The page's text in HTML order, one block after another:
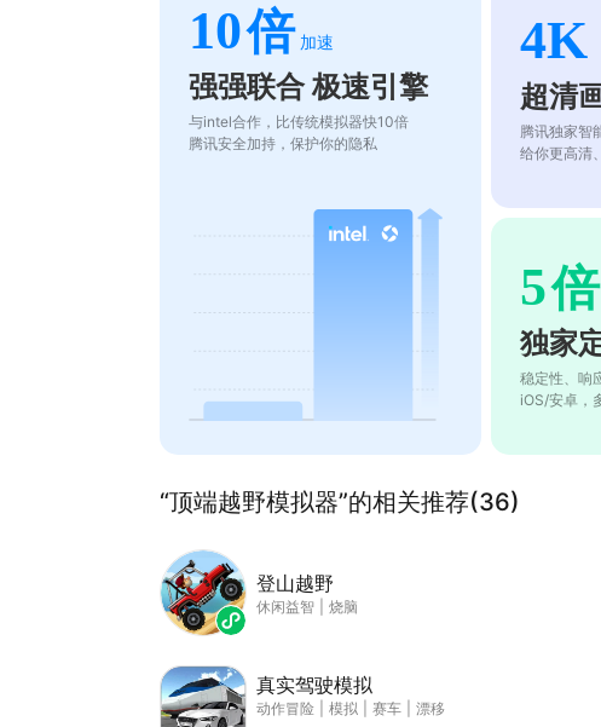
10倍 加速
强强联合 极速引擎
与intel合作，比传统模拟器快10倍
腾讯安全加持，保护你的隐私
4K
超清
腾讯独家智
给你更高清
5倍
独家
稳定性、响
iOS/安卓，
“顶端越野模拟器”的相关推荐(36)
登山越野
休闲益智 烧脑
真实驾驶模拟
动作冒险 模拟 赛车
漂移